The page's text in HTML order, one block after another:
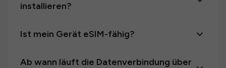
installieren?
Ist mein Gerät eSIM-fähig?
Ab wann läuft die Datenverbindung über